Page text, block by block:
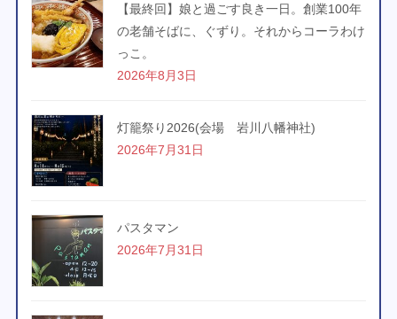
【最終回】娘と過ごす良き一日。創業100年
の老舗そばに、ぐずり。それからコーラわけ
っこ。
2026年8月3日
灯籠祭り2026(会場 岩川八幡神社)
2026年7月31日
パスタマン
2026年7月31日